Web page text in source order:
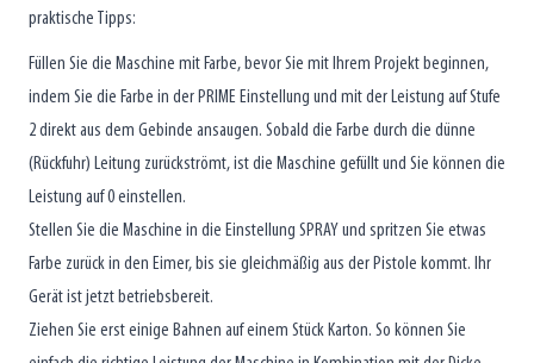
praktische Tipps:
Füllen Sie die Maschine mit Farbe, bevor Sie mit Ihrem Projekt beginnen,
indem Sie die Farbe in der PRIME Einstellung und mit der Leistung auf Stufe
2 direkt aus dem Gebinde ansaugen. Sobald die Farbe durch die dünne
(Rückfuhr) Leitung zurückströmt, ist die Maschine gefüllt und Sie können die
Leistung auf 0 einstellen.
Stellen Sie die Maschine in die Einstellung SPRAY und spritzen Sie etwas
Farbe zurück in den Eimer, bis sie gleichmäßig aus der Pistole kommt. Ihr
Gerät ist jetzt betriebsbereit.
Ziehen Sie erst einige Bahnen auf einem Stück Karton. So können Sie